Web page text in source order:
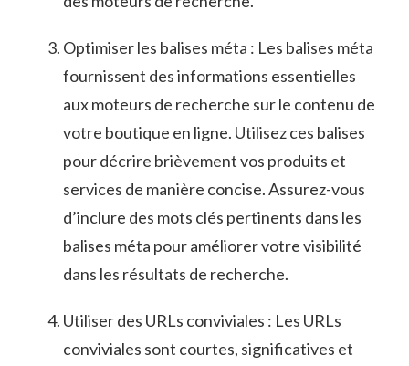
Optimiser les balises méta⁢ : Les balises méta
fournissent‌ des⁢ informations essentielles
aux moteurs​ de recherche⁣ sur le contenu de‌
votre boutique en ligne. Utilisez ces balises
‌pour décrire⁣ brièvement vos⁢ produits et
⁢services de manière concise. Assurez-vous⁢
d’inclure des ⁤mots clés pertinents dans‌ les
balises méta ‌pour améliorer votre visibilité
dans les résultats de recherche.
Utiliser⁤ des URLs conviviales ‍: Les URLs
conviviales sont⁣ courtes, significatives et